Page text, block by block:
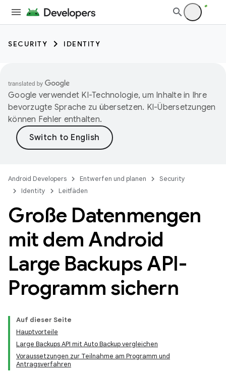
SECURITY IDENTITY
Google verwendet KI-Technologie, um Inhalte in Ihre
bevorzugte Sprache zu übersetzen. KI-Übersetzungen
können Fehler enthalten.
Android Developers Entwerfen und planen
Security
Identity
Leitfäden
Große Datenmengen
mit dem Android
Large Backups API-
Programm sichern
Auf dieser Seite
Hauptvorteile
Large Backups API mit Auto Backup vergleichen
Voraussetzungen zur Teilnahme am Programm und
Antragsverfahren